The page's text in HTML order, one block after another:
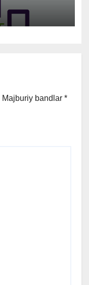
Majburiy bandlar *